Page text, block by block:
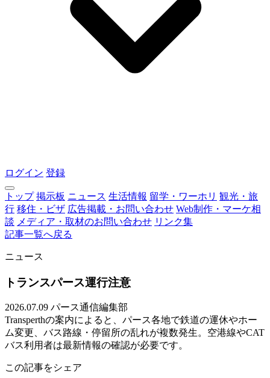
ログイン 登録
トップ 掲示板 ニュース 生活情報 留学・ワーホリ 観光・旅
行 移住・ビザ 広告掲載・お問い合わせ Web制作・マーケ相
談 メディア・取材のお問い合わせ リンク集
記事一覧へ戻る
ニュース
トランスパース運行注意
2026.07.09 パース通信編集部
Transperthの案内によると、パース各地で鉄道の運休やホー
ム変更、バス路線・停留所の乱れが複数発生。空港線やCAT
バス利用者は最新情報の確認が必要です。
この記事をシェア